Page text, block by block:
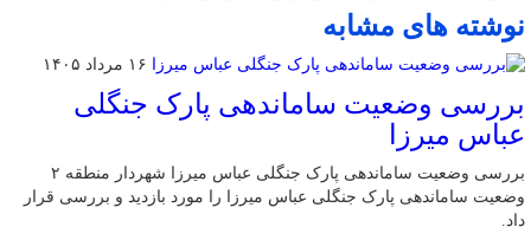
نوشته های مشابه
۱۶ مرداد ۱۴۰۵
بررسی وضعیت ساماندهی پارک جنگلی
عباس میرزا
بررسی وضعیت ساماندهی پارک جنگلی عباس میرزا شهردار منطقه ۲
وضعیت ساماندهی پارک جنگلی عباس میرزا را مورد بازدید و بررسی قرار
داد.